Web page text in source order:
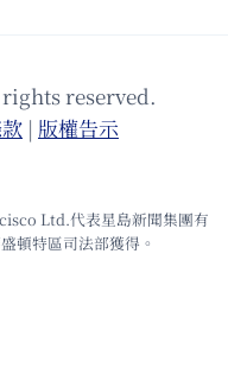
reserved.
| 版權告⽰
Ltd.代表星島新聞集團有
頓特區司法部獲得。